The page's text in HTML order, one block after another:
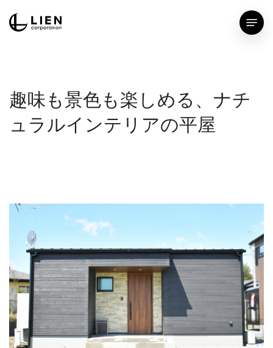
Menu
趣味も景色も楽しめる、ナチ
ュラルインテリアの平屋